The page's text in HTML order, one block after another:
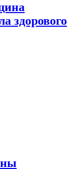
здорового